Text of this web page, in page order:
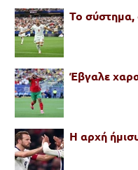
Το σύστημα,
Έβγαλε
Η αρχή